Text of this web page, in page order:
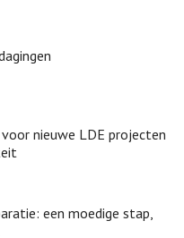
voor nieuwe LDE projecten
een moedige stap,